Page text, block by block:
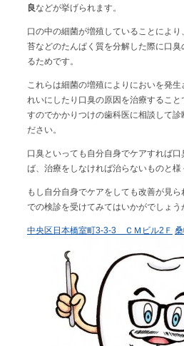
良などが挙げられます。
口の中の細菌が増殖していることによ
苔などのたんぱく質を分解した際に口
るためです。
これらは細菌の増殖によりにおいを発
れいにしたり口臭の原因を治療すること
すのでかかりつけの歯科医に相談して診
ださい。
口臭といっても自分自身でケアすれば
ば、治療をしなければ治らないものと様
もし自分自身でケアをしても改善が見
での検診を受けてみてはいかがでしょう
中央区日本橋室町3-3-3 ＣＭビル2Ｆ